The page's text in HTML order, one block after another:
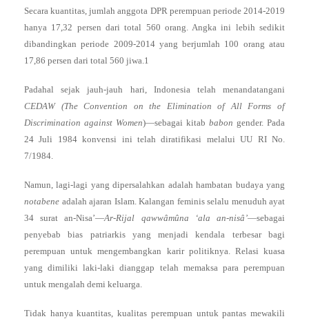
Secara kuantitas, jumlah anggota DPR perempuan periode 2014-2019
hanya 17,32 persen dari total 560 orang. Angka ini lebih sedikit
dibandingkan periode 2009-2014 yang berjumlah 100 orang atau
17,86 persen dari total 560 jiwa.1
Padahal sejak jauh-jauh hari, Indonesia telah menandatangani
CEDAW (The Convention on the Elimination of All Forms of
Discrimination against Women)—sebagai kitab babon gender. Pada
24 Juli 1984 konvensi ini telah diratifikasi melalui UU RI No.
7/1984.
Namun, lagi-lagi yang dipersalahkan adalah hambatan budaya yang
notabene adalah ajaran Islam. Kalangan feminis selalu menuduh ayat
34 surat an-Nisa’—Ar-Rijal qawwâmûna ‘ala an-nisâ’—sebagai
penyebab bias patriarkis yang menjadi kendala terbesar bagi
perempuan untuk mengembangkan karir politiknya. Relasi kuasa
yang dimiliki laki-laki dianggap telah memaksa para perempuan
untuk mengalah demi keluarga.
Tidak hanya kuantitas, kualitas perempuan untuk pantas mewakili